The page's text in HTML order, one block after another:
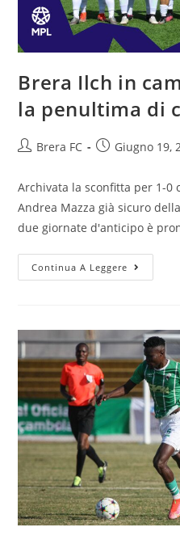
Brera Ilch in
la penultima di
Brera FC Giugno 19,
Archivata la sconfitta per 1-0
Andrea Mazza già sicuro
due giornate d'anticipo è
Continua A Leggere